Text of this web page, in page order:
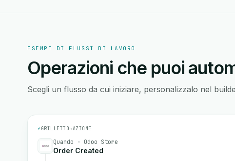
ESEMPI DI FLUSSI DI LAVORO
Operazioni che puoi
Scegli un flusso da cui iniziare, personalizzalo nel
⚡ GRILLETTO→AZIONE
Quando · Odoo Store
Order Created